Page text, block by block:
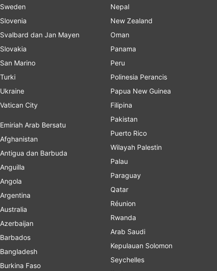
Sweden
Slovenia
Svalbard dan Jan Mayen
Slovakia
San Marino
Turki
Ukraine
Vatican City
Emiriah Arab Bersatu
Afghanistan
Antigua dan Barbuda
Anguilla
Angola
Argentina
Australia
Azerbaijan
Barbados
Bangladesh
Burkina Faso
Nepal
New Zealand
Oman
Panama
Peru
Polinesia Perancis
Papua New Guinea
Filipina
Pakistan
Puerto Rico
Wilayah Palestin
Palau
Paraguay
Qatar
Réunion
Rwanda
Arab Saudi
Kepulauan Solomon
Seychelles